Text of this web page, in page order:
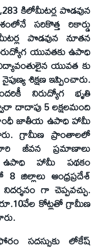
కిలోమీటర్ల పొడవున
సరికొత్త రికార్డు
పొడవున నూతన
యువతకు ఉపాధి
యువత కు
శిక్షణ ఇప్పించారు.
నిరుద్యోగ భృతి
దాదాపు 5 లక్షలమంది
గాంధీ జాతీయ ఉపాధి హామీ
గ్రామీణ ప్రాంతాలలో
జీవన ప్రమాణాలు
ఉపాధి హామీ పథకం
ఆంధ్రప్రదేశ్
గా చెప్పవచ్చు.
కోట్లతో గ్రామీణ
సదస్సుకు లోకేష్